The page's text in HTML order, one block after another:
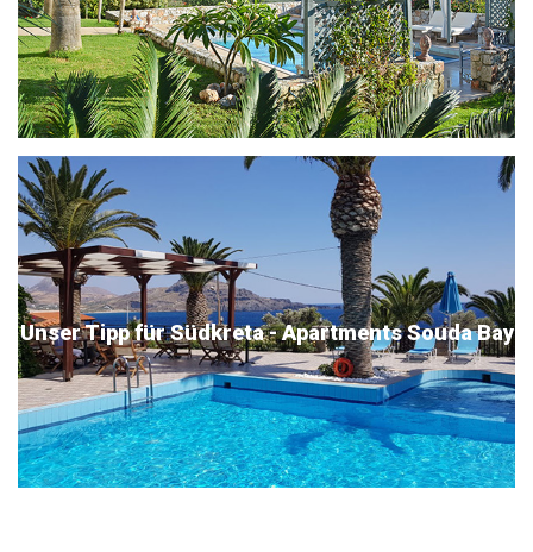
Unser Tipp für Südkreta - Apartments Souda Bay